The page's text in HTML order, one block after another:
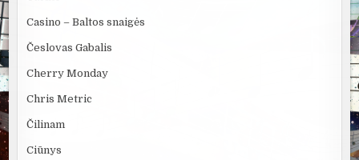
Casino – Baltos snaigės
Česlovas Gabalis
Cherry Monday
Chris Metric
Čilinam
Ciūnys